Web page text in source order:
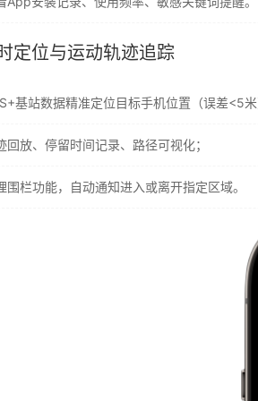
定位与运动轨迹追踪
基站数据精准定位目标手机位置（误差<5
回放、停留时间记录、路径可视化；
围栏功能，自动通知进入或离开指定区域。